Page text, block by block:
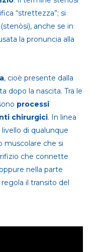
“strettezza”; si
anche se in
la pronuncia alla
, cioè presente dalla
dopo la nascita. Tra le
processi
chirurgici. In linea
di qualunque
muscolare che si
che connette
nella parte
il transito del